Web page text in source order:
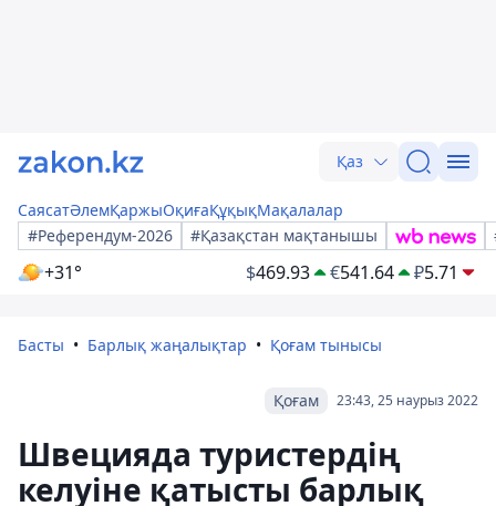
Қаз
СаясатӘлемҚаржыОқиғаҚұқықМақалалар
#Референдум-2026
#Қазақстан мақтанышы
+31° $469.93 €541.64 ₽5.71
Басты Барлық жаңалықтар Қоғам тынысы
23:43, 25 наурыз 2022
Қоғам
Швецияда туристердің
келуіне қатысты барлық